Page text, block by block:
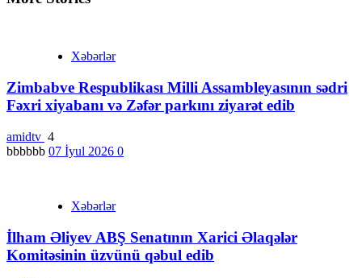
Xəbərlər
Zimbabve Respublikası Milli Assambleyasının sədri
Fəxri xiyabanı və Zəfər parkını ziyarət edib
amidtv 4
bbbbbb 07 İyul 2026 0
Xəbərlər
İlham Əliyev ABŞ Senatının Xarici Əlaqələr
Komitəsinin üzvünü qəbul edib